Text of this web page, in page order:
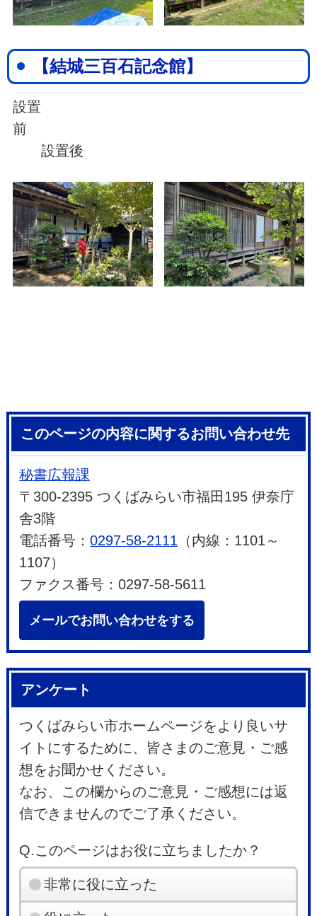
【結城三百石記念館】
設置
前
設置後
このページの内容に関するお問い合わせ先
秘書広報課
〒300-2395 つくばみらい市福田195 伊奈庁
舎3階
電話番号：0297-58-2111 （内線：1101～
1107）
ファクス番号：0297-58-5611
メールでお問い合わせをする
アンケート
つくばみらい市ホームページをより良いサ
イトにするために、皆さまのご意見・ご感
想をお聞かせください。
なお、この欄からのご意見・ご感想には返
信できませんのでご了承ください。
Q.このページはお役に立ちましたか？
非常に役に立った